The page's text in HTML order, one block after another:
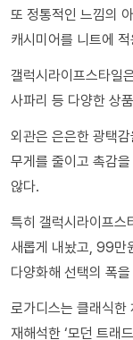
또 정통적인 느낌의
캐시미어를 니트에
갤럭시라이프스타일
사파리 등 다양한 상
외관은 은은한 광택
무게를 줄이고 촉감
않다.
특히 갤럭시라이프스
새롭게 내놨고, 99만
다양화해 선택의 폭
로가디스는 클래식한
재해석한 ‘모던 트래